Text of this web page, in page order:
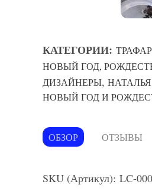
КАТЕГОРИИ:
НОВЫЙ ГОД,
ДИЗАЙНЕРЫ,
НОВЫЙ ГОД И
ОБЗОР ОТЗЫВЫ
SKU (Артикул): LC-